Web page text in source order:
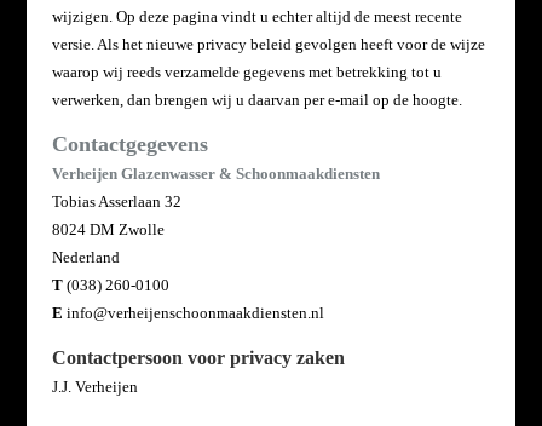
wijzigen. Op deze pagina vindt u echter altijd de meest recente
versie. Als het nieuwe privacy beleid gevolgen heeft voor de wijze
waarop wij reeds verzamelde gegevens met betrekking tot u
verwerken, dan brengen wij u daarvan per e-mail op de hoogte.
Contactgegevens
Verheijen Glazenwasser & Schoonmaakdiensten
Tobias Asserlaan 32
8024 DM Zwolle
Nederland
T (038) 260-0100
E info@verheijenschoonmaakdiensten.nl
Contactpersoon voor privacy zaken
J.J. Verheijen